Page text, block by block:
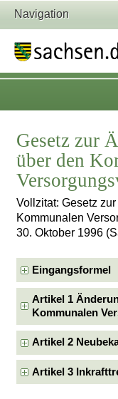
Navigation
Gesetz zur
über den
Vollzitat: Gesetz
Kommunalen
30. Oktober 1996
Eingangsformel
Artikel 1
Kommunalen
Artikel 2
Artikel 3